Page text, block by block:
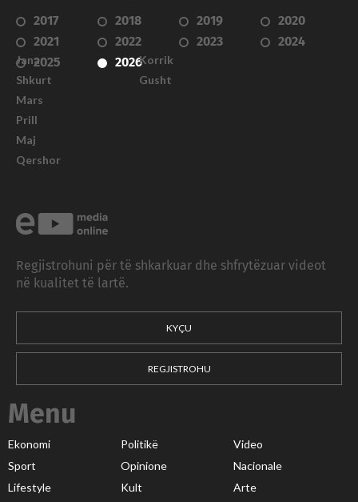
2017 2018 2019
2020
2021
2022 2023
2024
2025
2026
Janar
Shkurt
Mars
Prill
Maj
Qershor
Korrik
Gusht
Regjistrohuni për të shkarkuar dhe shfrytëzuar videot
në kualitet të lartë.
KYÇU
REGJISTROHU
Menu
Ekonomi Politikë
Video
Sport
Opinione
Nacionale
Lifestyle
Kult Arte